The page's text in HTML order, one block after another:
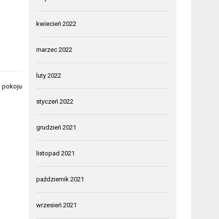
pokoju
kwiecień 2022
marzec 2022
luty 2022
styczeń 2022
grudzień 2021
listopad 2021
październik 2021
wrzesień 2021